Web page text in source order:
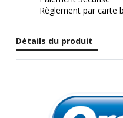
Règlement par carte
Détails du produit